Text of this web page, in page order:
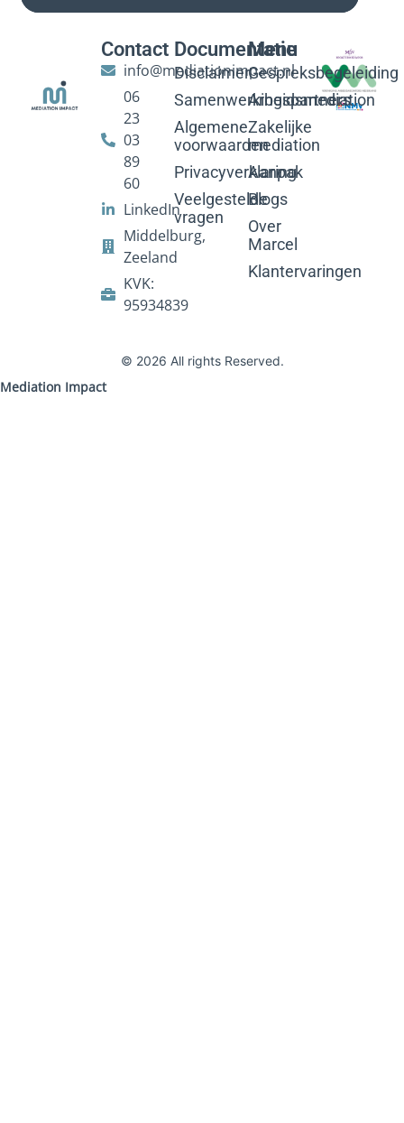
Contact
info@mediationimpact.nl
06
23
03
89
60
LinkedIn
Middelburg,
Zeeland
KVK:
95934839
Documentatie
Disclaimer
Samenwerkingspartners
Algemene
voorwaarden
Privacyverklaring
Veelgestelde
vragen
Menu
Gespreksbegeleiding
Arbeidsmediation
Zakelijke
mediation
Aanpak
Blogs
Over
Marcel
Klantervaringen
© 2026 All rights Reserved.
Mediation Impact